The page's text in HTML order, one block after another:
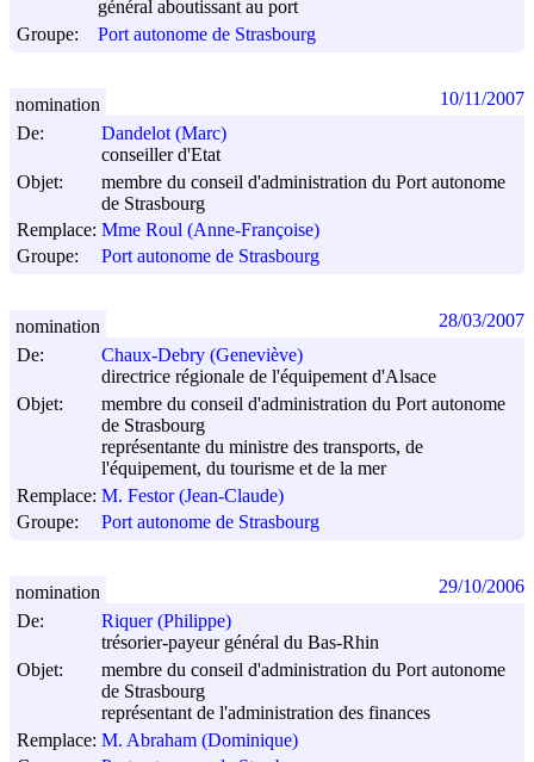
général aboutissant au port
Groupe:
Port autonome de Strasbourg
De:
Dandelot (Marc)
conseiller d'Etat
Objet:
membre du conseil d'administration du Port autonome
de Strasbourg
Remplace: Mme Roul (Anne-Françoise)
Groupe:
Port autonome de Strasbourg
nomination 10/11/2007
De:
Chaux-Debry (Geneviève)
directrice régionale de l'équipement d'Alsace
Objet:
membre du conseil d'administration du Port autonome
de Strasbourg
représentante du ministre des transports, de
l'équipement, du tourisme et de la mer
Remplace: M. Festor (Jean-Claude)
Groupe:
Port autonome de Strasbourg
nomination 28/03/2007
De:
Riquer (Philippe)
trésorier-payeur général du Bas-Rhin
Objet:
membre du conseil d'administration du Port autonome
de Strasbourg
représentant de l'administration des finances
Remplace: M. Abraham (Dominique)
nomination 29/10/2006